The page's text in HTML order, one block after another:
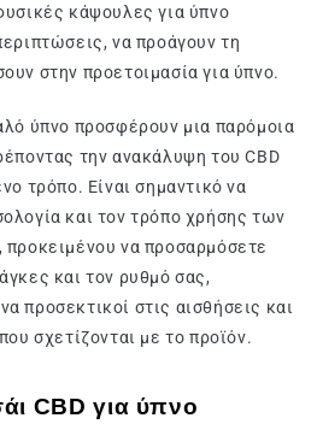
κάψουλες για ύπνο
να προάγουν τη
στην προετοιμασία για ύπνο.
ύπνο προσφέρουν μια παρόμοια
την ανακάλυψη του CBD
τρόπο. Είναι σημαντικό να
και τον τρόπο χρήσης των
να προσαρμόσετε
και τον ρυθμό σας,
προσεκτικοί στις αισθήσεις και
σχετίζονται με το προϊόν.
CBD για ύπνο